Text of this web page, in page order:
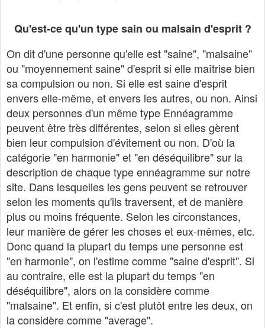
Qu'est-ce qu'un type sain ou malsain d'esprit ?
On dit d'une personne qu'elle est "saine", "malsaine"
ou "moyennement saine" d'esprit si elle maîtrise bien
sa compulsion ou non. Si elle est saine d'esprit
envers elle-même, et envers les autres, ou non. Ainsi
deux personnes d'un même type Ennéagramme
peuvent être très différentes, selon si elles gèrent
bien leur compulsion d'évitement ou non. D'où la
catégorie "en harmonie" et "en déséquilibre" sur la
description de chaque type ennéagramme sur notre
site. Dans lesquelles les gens peuvent se retrouver
selon les moments qu'ils traversent, et de manière
plus ou moins fréquente. Selon les circonstances,
leur manière de gérer les choses et eux-mêmes, etc.
Donc quand la plupart du temps une personne est
"en harmonie", on l'estime comme "saine d'esprit". Si
au contraire, elle est la plupart du temps "en
déséquilibre", alors on la considère comme
"malsaine". Et enfin, si c'est plutôt entre les deux, on
la considère comme "average".